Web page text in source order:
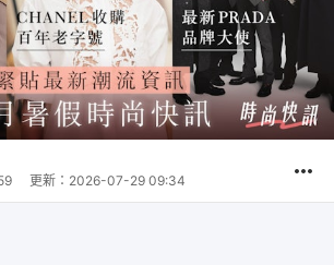
更新： 2026-07-29 09:34